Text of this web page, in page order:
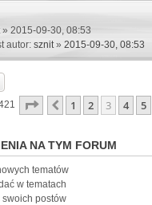
» 2015-09-30, 08:53
autor: sznit» 2015-09-30, 08:53
Strona z9
Poprzednia
1 2 3 4 5
NA TYM FORUM
tematów
w tematach
postów